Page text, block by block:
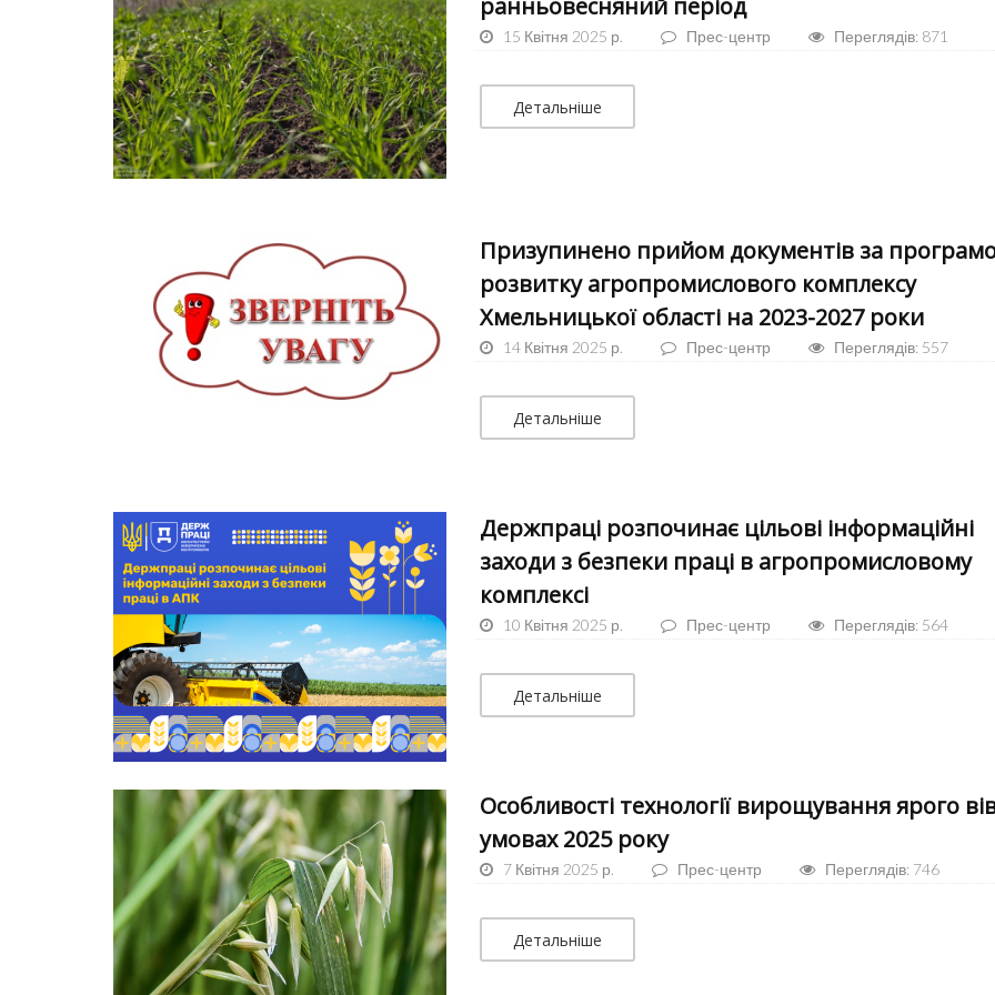
15 Квітня 2025 р. Прес-центр Переглядів: 871
Детальніше
Призупинено прийом документів за
розвитку агропромислового комплексу
Хмельницької області на 2023-2027 роки
14 Квітня 2025 р. Прес-центр Переглядів: 557
Детальніше
Держпраці розпочинає цільові інформаційні
заходи з безпеки праці в агропромисловому
комплексі
10 Квітня 2025 р. Прес-центр Переглядів: 564
Детальніше
Особливості технології вирощування ярого
умовах 2025 року
7 Квітня 2025 р. Прес-центр Переглядів: 746
Детальніше